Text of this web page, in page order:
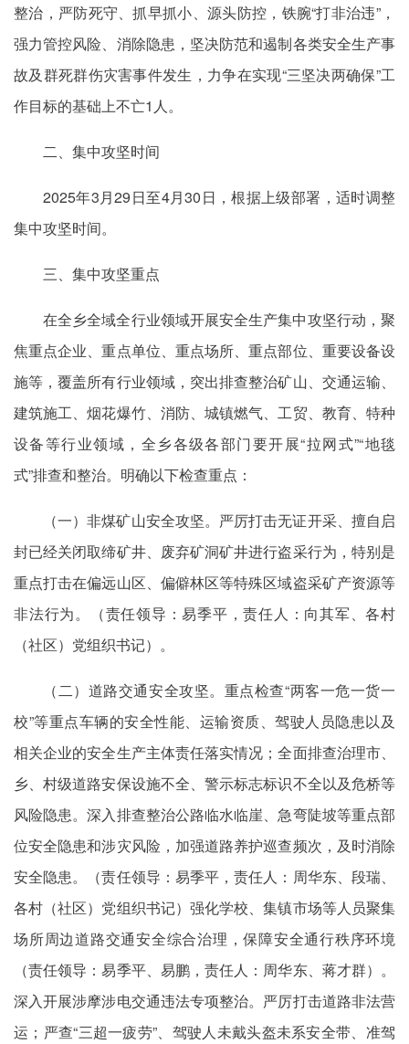
整治，严防死守、抓早抓小、源头防控，铁腕“打非治违”，
强力管控风险、消除隐患，坚决防范和遏制各类安全生产事
故及群死群伤灾害事件发生，力争在实现“三坚决两确保”工
作目标的基础上不亡1人。
二、集中攻坚时间
2025年3月29日至4月30日，根据上级部署，适时调整
集中攻坚时间。
三、集中攻坚重点
在全乡全域全行业领域开展安全生产集中攻坚行动，聚
焦重点企业、重点单位、重点场所、重点部位、重要设备设
施等，覆盖所有行业领域，突出排查整治矿山、交通运输、
建筑施工、烟花爆竹、消防、城镇燃气、工贸、教育、特种
设备等行业领域，全乡各级各部门要开展“拉网式”“地毯
式”排查和整治。明确以下检查重点：
（一）非煤矿山安全攻坚。严厉打击无证开采、擅自启
封已经关闭取缔矿井、废弃矿洞矿井进行盗采行为，特别是
重点打击在偏远山区、偏僻林区等特殊区域盗采矿产资源等
非法行为。（责任领导：易季平，责任人：向其军、各村
（社区）党组织书记）。
（二）道路交通安全攻坚。重点检查“两客一危一货一
校”等重点车辆的安全性能、运输资质、驾驶人员隐患以及
相关企业的安全生产主体责任落实情况；全面排查治理市、
乡、村级道路安保设施不全、警示标志标识不全以及危桥等
风险隐患。深入排查整治公路临水临崖、急弯陡坡等重点部
位安全隐患和涉灾风险，加强道路养护巡查频次，及时消除
安全隐患。（责任领导：易季平，责任人：周华东、段瑞、
各村（社区）党组织书记）强化学校、集镇市场等人员聚集
场所周边道路交通安全综合治理，保障安全通行秩序环境
（责任领导：易季平、易鹏，责任人：周华东、蒋才群）。
深入开展涉摩涉电交通违法专项整治。严厉打击道路非法营
运；严查“三超一疲劳”、驾驶人未戴头盔未系安全带、准驾